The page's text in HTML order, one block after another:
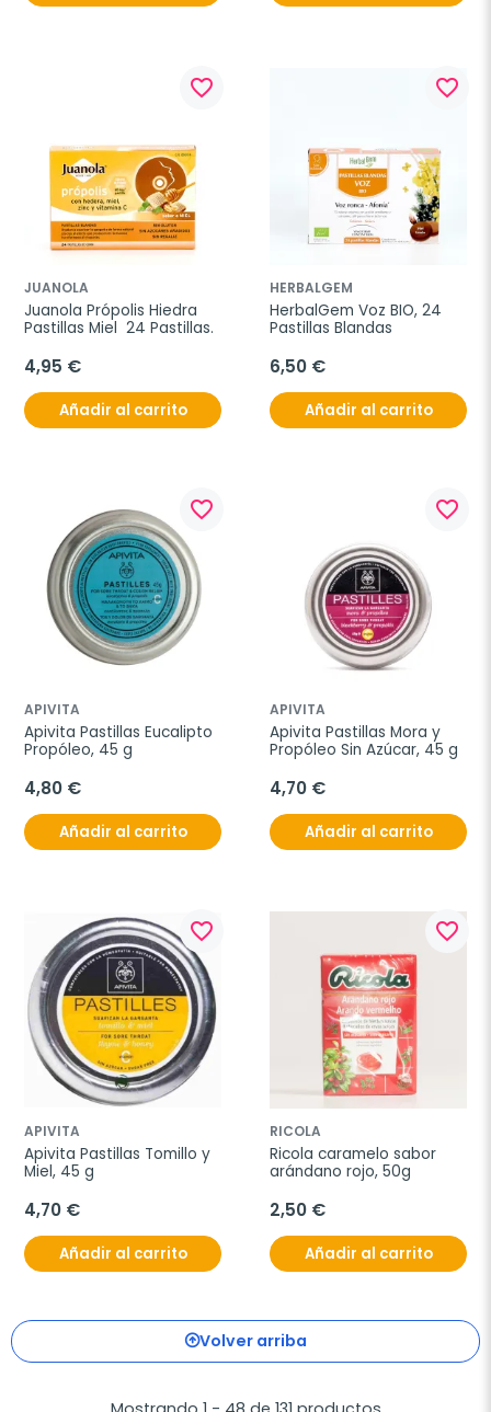
favorite_border
JUANOLA
Juanola Própolis Hiedra
Pastillas Miel  24 Pastillas.
4,95 €
Añadir al carrito
favorite_border
HERBALGEM
HerbalGem Voz BIO, 24
Pastillas Blandas
6,50 €
Añadir al carrito
favorite_border
APIVITA
Apivita Pastillas Eucalipto
Propóleo, 45 g
4,80 €
Añadir al carrito
favorite_border
APIVITA
Apivita Pastillas Mora y
Propóleo Sin Azúcar, 45 g
4,70 €
Añadir al carrito
favorite_border
APIVITA
Apivita Pastillas Tomillo y
Miel, 45 g
4,70 €
Añadir al carrito
favorite_border
RICOLA
Ricola caramelo sabor
arándano rojo, 50g
2,50 €
Añadir al carrito
Volver arriba